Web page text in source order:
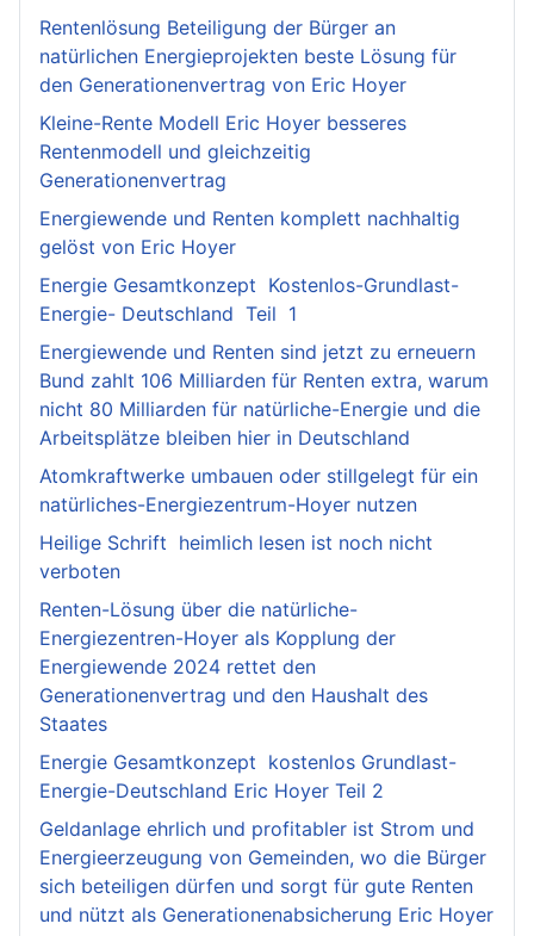
Rentenlösung Beteiligung der Bürger an
natürlichen Energieprojekten beste Lösung für
den Generationenvertrag von Eric Hoyer
Kleine-Rente Modell Eric Hoyer besseres
Rentenmodell und gleichzeitig
Generationenvertrag
Energiewende und Renten komplett nachhaltig
gelöst von Eric Hoyer
Energie Gesamtkonzept Kostenlos-Grundlast-
Energie- Deutschland Teil 1
Energiewende und Renten sind jetzt zu erneuern
Bund zahlt 106 Milliarden für Renten extra, warum
nicht 80 Milliarden für natürliche-Energie und die
Arbeitsplätze bleiben hier in Deutschland
Atomkraftwerke umbauen oder stillgelegt für ein
natürliches-Energiezentrum-Hoyer nutzen
Heilige Schrift heimlich lesen ist noch nicht
verboten
Renten-Lösung über die natürliche-
Energiezentren-Hoyer als Kopplung der
Energiewende 2024 rettet den
Generationenvertrag und den Haushalt des
Staates
Energie Gesamtkonzept kostenlos Grundlast-
Energie-Deutschland Eric Hoyer Teil 2
Geldanlage ehrlich und profitabler ist Strom und
Energieerzeugung von Gemeinden, wo die Bürger
sich beteiligen dürfen und sorgt für gute Renten
und nützt als Generationenabsicherung Eric Hoyer